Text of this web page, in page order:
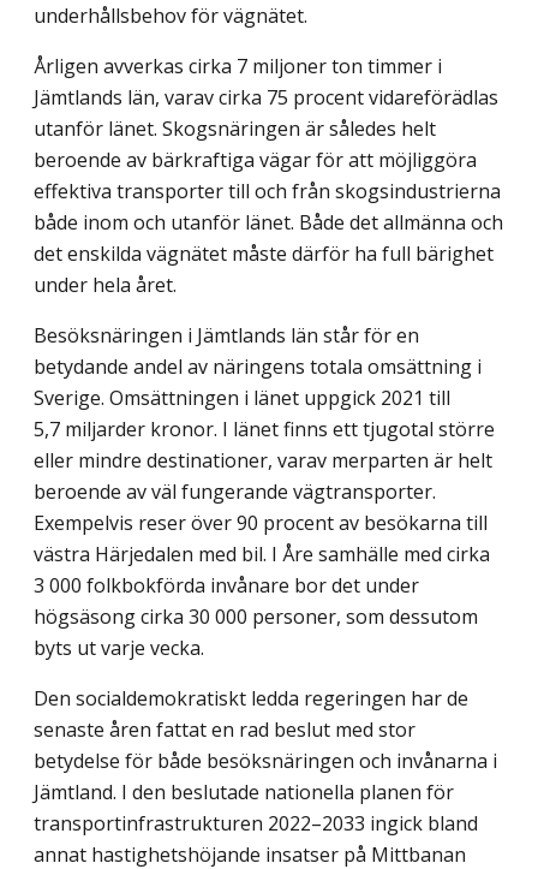
underhållsbehov för vägnätet.
Årligen avverkas cirka 7 miljoner ton timmer i
Jämtlands län, varav cirka 75 procent vidareförädlas
utanför länet. Skogsnäringen är således helt
beroende av bärkraftiga vägar för att möjliggöra
effektiva transporter till och från skogsindustrierna
både inom och utanför länet. Både det allmänna och
det enskilda vägnätet måste därför ha full bärighet
under hela året.
Besöksnäringen i Jämtlands län står för en
betydande andel av näringens totala om­sättning i
Sverige. Omsättningen i länet uppgick 2021 till
5,7 miljarder kronor. I länet finns ett tjugotal större
eller mindre destinationer, varav merparten är helt
beroende av väl fungerande vägtransporter.
Exempelvis reser över 90 procent av besökarna till
västra Härjedalen med bil. I Åre samhälle med cirka
3 000 folkbokförda invånare bor det under
högsäsong cirka 30 000 personer, som dessutom
byts ut varje vecka.
Den socialdemokratiskt ledda regeringen har de
senaste åren fattat en rad beslut med stor
betydelse för både besöksnäringen och invånarna i
Jämtland. I den beslutade natio­nella planen för
transportinfrastrukturen 2022–2033 ingick bland
annat hastighetshöjande insatser på Mittbanan